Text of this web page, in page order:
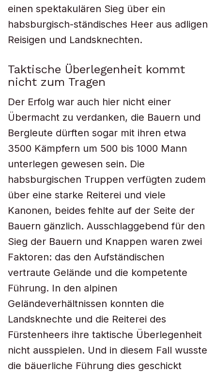
einen spektakulären Sieg über ein
habsburgisch-ständisches Heer aus adligen
Reisigen und Landsknechten.
Taktische Überlegenheit kommt
nicht zum Tragen
Der Erfolg war auch hier nicht einer
Übermacht zu verdanken, die Bauern und
Bergleute dürften sogar mit ihren etwa
3500 Kämpfern um 500 bis 1000 Mann
unterlegen gewesen sein. Die
habsburgischen Truppen verfügten zudem
über eine starke Reiterei und viele
Kanonen, beides fehlte auf der Seite der
Bauern gänzlich. Ausschlaggebend für den
Sieg der Bauern und Knappen waren zwei
Faktoren: das den Aufständischen
vertraute Gelände und die kompetente
Führung. In den alpinen
Geländeverhältnissen konnten die
Landsknechte und die Reiterei des
Fürstenheers ihre taktische Überlegenheit
nicht ausspielen. Und in diesem Fall wusste
die bäuerliche Führung dies geschickt